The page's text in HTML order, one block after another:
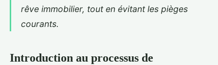
rêve immobilier, tout en évitant les pièges
courants.
Introduction au processus de